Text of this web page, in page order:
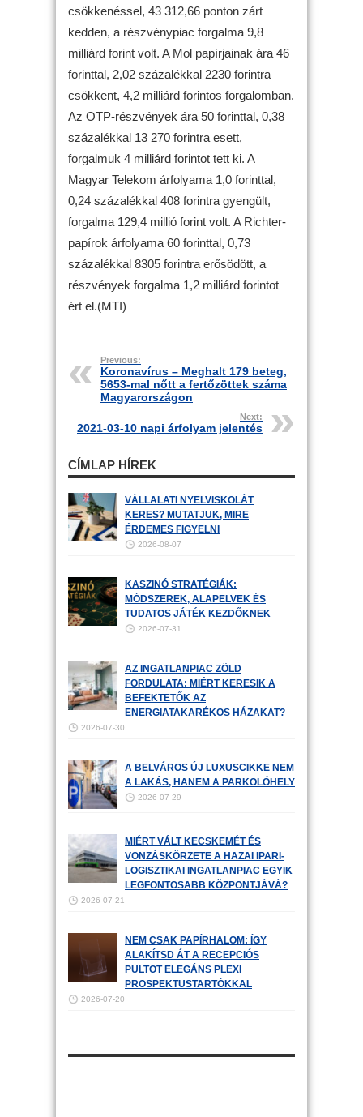
csökkenéssel, 43 312,66 ponton zárt
kedden, a részvénypiac forgalma 9,8
milliárd forint volt. A Mol papírjainak ára 46
forinttal, 2,02 százalékkal 2230 forintra
csökkent, 4,2 milliárd forintos forgalomban.
Az OTP-részvények ára 50 forinttal, 0,38
százalékkal 13 270 forintra esett,
forgalmuk 4 milliárd forintot tett ki. A
Magyar Telekom árfolyama 1,0 forinttal,
0,24 százalékkal 408 forintra gyengült,
forgalma 129,4 millió forint volt. A Richter-
papírok árfolyama 60 forinttal, 0,73
százalékkal 8305 forintra erősödött, a
részvények forgalma 1,2 milliárd forintot
ért el.(MTI)
Previous:
Koronavírus – Meghalt 179 beteg,
5653-mal nőtt a fertőzöttek száma
Magyarországon
Next:
2021-03-10 napi árfolyam jelentés
CÍMLAP HÍREK
VÁLLALATI NYELVISKOLÁT
KERES? MUTATJUK, MIRE
ÉRDEMES FIGYELNI
2026-08-07
KASZINÓ STRATÉGIÁK:
MÓDSZEREK, ALAPELVEK ÉS
TUDATOS JÁTÉK KEZDŐKNEK
2026-07-31
AZ INGATLANPIAC ZÖLD
FORDULATA: MIÉRT KERESIK A
BEFEKTETŐK AZ
ENERGIATAKARÉKOS HÁZAKAT?
2026-07-30
A BELVÁROS ÚJ LUXUSCIKKE NEM
A LAKÁS, HANEM A PARKOLÓHELY
2026-07-29
MIÉRT VÁLT KECSKEMÉT ÉS
VONZÁSKÖRZETE A HAZAI IPARI-
LOGISZTIKAI INGATLANPIAC EGYIK
LEGFONTOSABB KÖZPONTJÁVÁ?
2026-07-21
NEM CSAK PAPÍRHALOM: ÍGY
ALAKÍTSD ÁT A RECEPCIÓS
PULTOT ELEGÁNS PLEXI
PROSPEKTUSTARTÓKKAL
2026-07-20